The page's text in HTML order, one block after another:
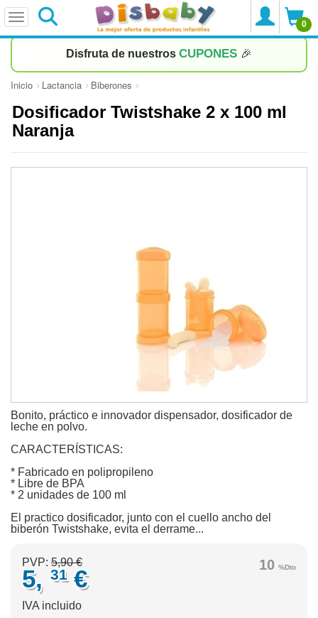
0
Disfruta de nuestros CUPONES 🎉
Inicio Lactancia Biberones
Dosificador Twistshake 2 x 100 ml
Naranja
Bonito, práctico e innovador dispensador, dosificador de
leche en polvo.
CARACTERÍSTICAS:
* Fabricado en polipropileno
* Libre de BPA
* 2 unidades de 100 ml
El practico dosificador, junto con el cuello ancho del
biberón Twistshake, evita el derrame...
10 %Dto
PVP: 5,90 €
5, 31 €
IVA incluido